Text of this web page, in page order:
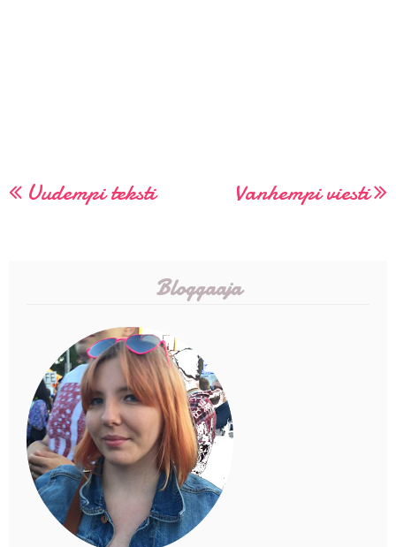
Uudempi teksti Vanhempi viesti
Bloggaaja